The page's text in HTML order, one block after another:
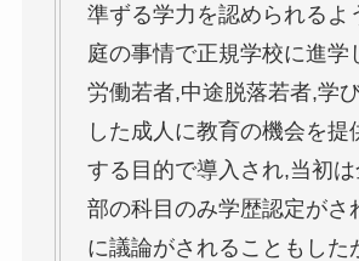
準ずる学力を認められるよ
庭の事情で正規学校に進学
労働若者,中途脱落若者,学
した成人に教育の機会を提
する目的で導入され,当初
部の科目のみ学歴認定がさ
に議論がされることもした